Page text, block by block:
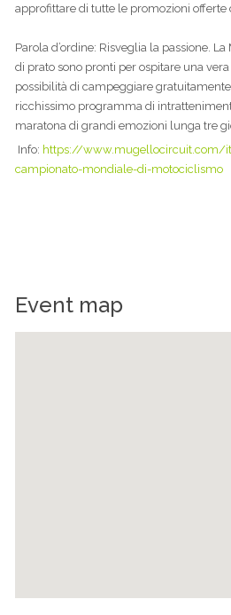
approfittare di tutte le promozioni offerte
Parola d’ordine: Risveglia la passione.
di prato sono pronti per ospitare una
possibilità di campeggiare
ricchissimo programma di
maratona di grandi emozioni lunga tre
Info: https://www.mugellocircuit.com/
campionato-mondiale-di-motociclismo
Event map